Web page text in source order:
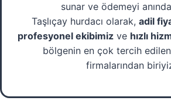
sunar ve ödemeyi
Taşlıçay hurdacı olarak, adil
profesyonel ekibimiz ve hızlı
bölgenin en çok tercih edilen
firmalarından